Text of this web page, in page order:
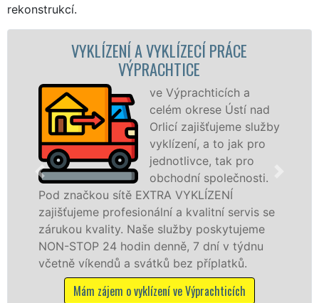
rekonstrukcí.
A VYKLÍZECÍ PRÁCE
ve Výprachticích a
celém okrese Ústí nad
Orlicí zajišťujeme služby
vyklízení, a to jak pro
jednotlivce, tak pro
obchodní společnosti.
EXTRA VYKLÍZENÍ
a kvalitní servis se
služby poskytujeme
denně, 7 dní v týdnu
svátků bez příplatků.
vyklízení ve Výprachticích
ve Výprachticích
službu jak
osobám se
práce, a to NON-
Mám zájem o